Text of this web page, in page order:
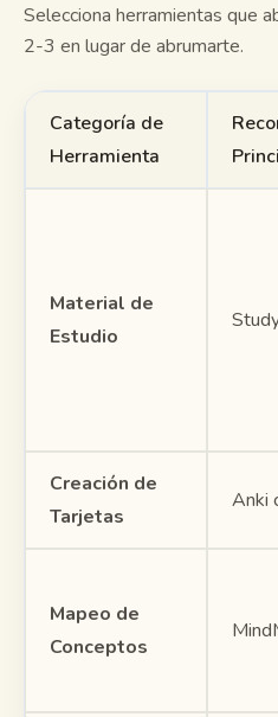
Selecciona herramientas que
2-3 en lugar de abrumarte.
Categoría de
Herramienta
Material de
Estudio
Creación de
Tarjetas
Anki
Mapeo de
Conceptos